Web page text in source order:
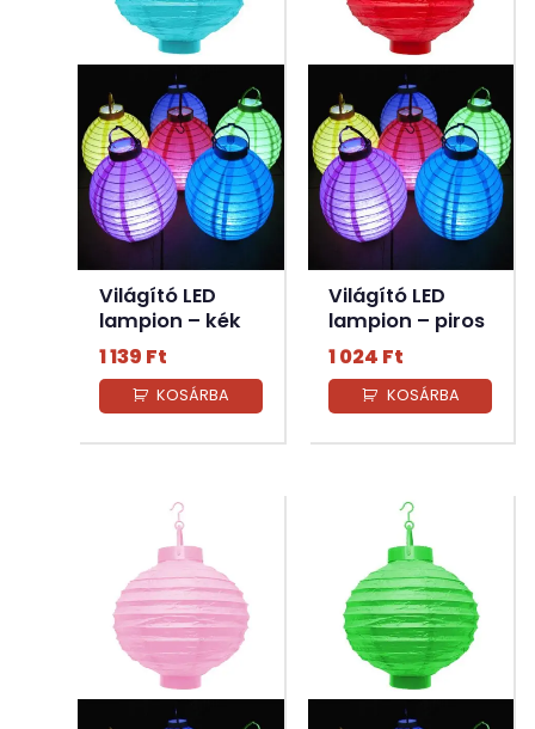
Világító LED
lampion – kék
1 139 Ft
KOSÁRBA
Világító LED
lampion – piros
1 024 Ft
KOSÁRBA